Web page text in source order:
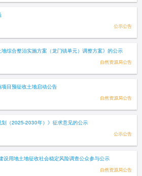
公示公告
综合整治实施方案（龙门镇单元）调整方案》的公示
自然资源局公告
目预征收土地启动公告
自然资源局公告
（2025-2030年）》征求意见的公示
公示公告
设用地土地征收社会稳定风险调查公众参与公示
自然资源局公告